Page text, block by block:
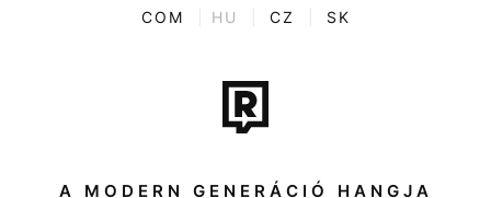
ENTR
Tech-Tudomány
Sport
Társadalom
COM HU CZ SK
A MODERN GENERÁCIÓ HANGJA